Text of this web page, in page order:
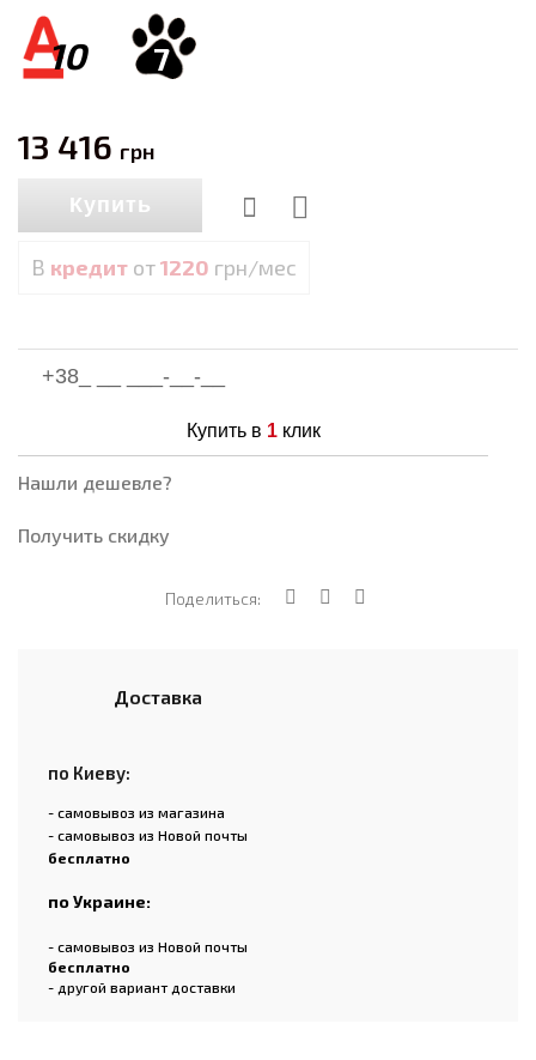
10 7
13 416 грн
Купить
В кредит от1220 грн/мес
Купить в 1клик
Нашли дешевле?
Получить скидку
Поделиться:
Доставка
по Киеву:
- самовывоз из магазина
- самовывоз из Новой почты
бесплатно
по Украине:
- самовывоз из Новой почты
бесплатно
- другой вариант доставки